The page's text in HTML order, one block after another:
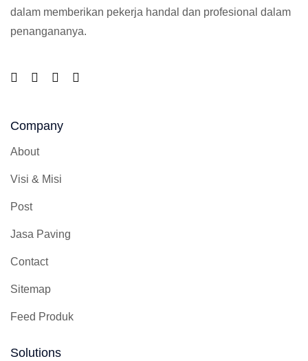
dalam memberikan pekerja handal dan profesional dalam
penangananya.
Company
About
Visi & Misi
Post
Jasa Paving
Contact
Sitemap
Feed Produk
Solutions